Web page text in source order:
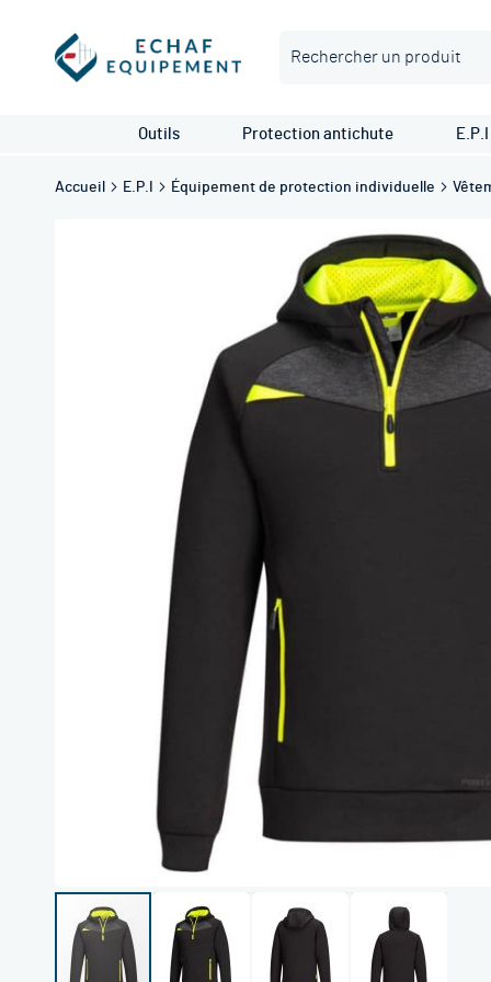
Outils Protection antichute E.P.I
Accueil E.P.I Équipement de protection individuelle